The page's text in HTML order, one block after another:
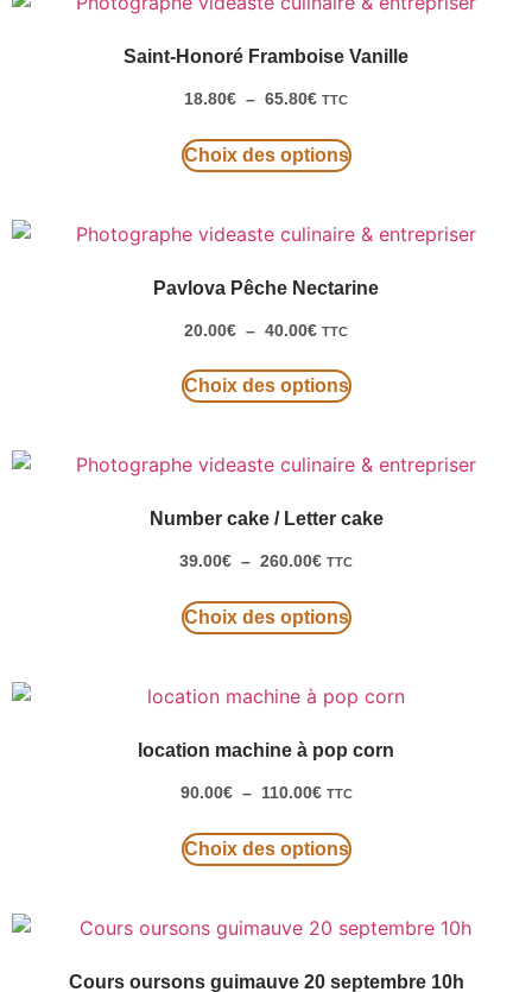
Saint-Honoré Framboise Vanille
18.80€ – 65.80€ TTC
Choix des options
Pavlova Pêche Nectarine
20.00€ – 40.00€ TTC
Choix des options
Number cake / Letter cake
39.00€ – 260.00€ TTC
Choix des options
location machine à pop corn
90.00€ – 110.00€ TTC
Choix des options
Cours oursons guimauve 20 septembre 10h